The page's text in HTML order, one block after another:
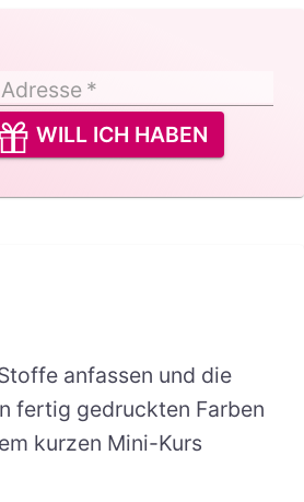
*
WILL ICH HABEN
anfassen und die
fertig gedruckten Farben
kurzen Mini-Kurs